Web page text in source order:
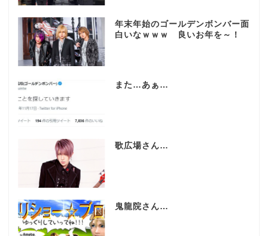
年末年始のゴールデンボンバー面
白いなｗｗｗ 良いお年を～！
また…あぁ…
歌広場さん…
鬼龍院さん…